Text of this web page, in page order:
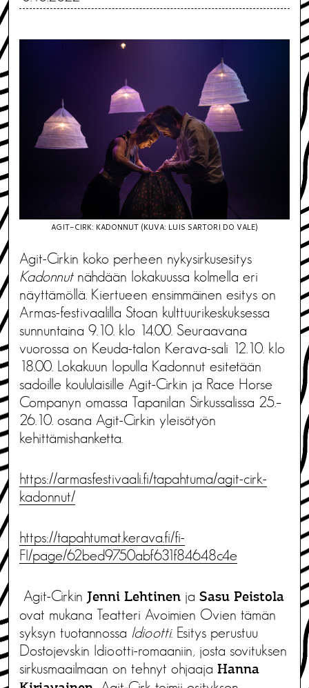
AGIT-CIRK: KADONNUT (KUVA: LUIS SARTORI DO VALE)
Agit-Cirkin koko perheen nykysirkusesitys
Kadonnutnähdään lokakuussa kolmella eri
näyttämöllä. Kiertueen ensimmäinen esitys on
Armas-festivaalilla Stoan kulttuurikeskuksessa
sunnuntaina 9.10. klo 14.00. Seuraavana
vuorossa on Keuda-talon Kerava-sali 12.10. klo
18.00. Lokakuun lopulla Kadonnut esitetään
sadoille koululaisille Agit-Cirkin ja Race Horse
Companyn omassa Tapanilan Sirkussalissa 25.–
26.10. osana Agit-Cirkin yleisötyön
kehittämishanketta.
https://armasfestivaali.fi/tapahtuma/agit-cirk-
kadonnut/
https://tapahtumat.kerava.fi/fi-
FI/page/62bed9750abf631f84648c4e
Agit-Cirkin Jenni Lehtinen ja Sasu Peistola
ovat mukana Teatteri Avoimien Ovien tämän
syksyn tuotannossa Idiootti. Esitys perustuu
Dostojevskin Idiootti-romaaniin, josta sovituksen
sirkusmaailmaan on tehnyt ohjaaja Hanna